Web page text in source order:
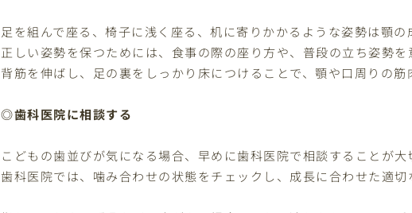
足を組んで座る、椅子に浅く座る、机に寄りかかるような姿勢は顎の
正しい姿勢を保つためには、食事の際の座り方や、普段の立ち姿勢を
背筋を伸ばし、足の裏をしっかり床につけることで、顎や口周りの筋
◎歯科医院に相談する
こどもの歯並びが気になる場合、早めに歯科医院で相談することが大
歯科医院では、噛み合わせの状態をチェックし、成長に合わせた適切